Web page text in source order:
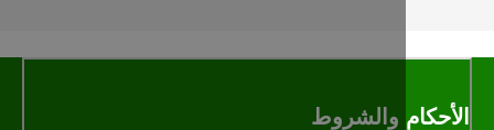
والشروط